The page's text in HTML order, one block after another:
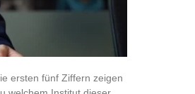
ersten fünf Ziffern zeigen